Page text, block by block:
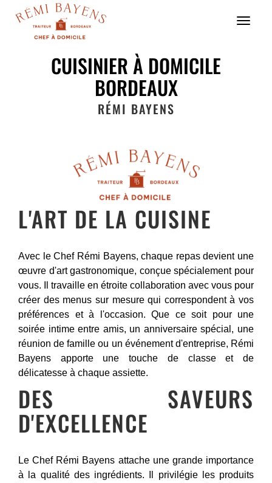
Menu
CUISINIER À DOMICILE
BORDEAUX
RÉMI BAYENS
L'ART DE LA CUISINE
Avec le Chef Rémi Bayens, chaque repas devient une
œuvre d'art gastronomique, conçue spécialement pour
vous. Il travaille en étroite collaboration avec vous pour
créer des menus sur mesure qui correspondent à vos
préférences et à l'occasion. Que ce soit pour une
soirée intime entre amis, un anniversaire spécial, une
réunion de famille ou un événement d'entreprise, Rémi
Bayens apporte une touche de classe et de
délicatesse à chaque assiette.
DES SAVEURS
D'EXCELLENCE
Le Chef Rémi Bayens attache une grande importance
à la qualité des ingrédients. Il privilégie les produits